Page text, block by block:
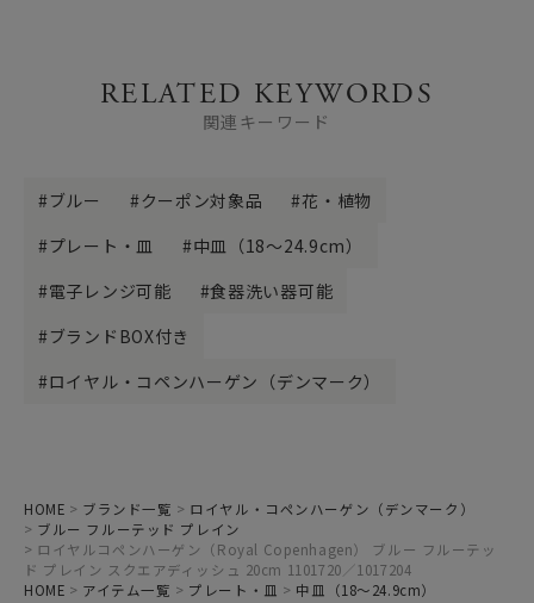
RELATED KEYWORDS
関連キーワード
ブルー クーポン対象品
花・植物
プレート・皿
中皿（18～24.9cm）
電子レンジ可能
食器洗い器可能
ブランドBOX付き
ロイヤル・コペンハーゲン（デンマーク）
HOME ブランド一覧
ロイヤル・コペンハーゲン（デンマーク）
ブルー フルーテッド プレイン
ロイヤルコペンハーゲン（Royal Copenhagen） ブルー フルーテッ
ド プレイン スクエアディッシュ 20cm 1101720／1017204
HOME
アイテム一覧 プレート・皿
中皿（18～24.9cm）